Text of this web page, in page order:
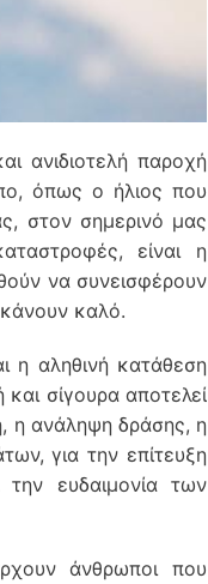
ανιδιοτελή παροχή
όπως ο ήλιος που
στον σημερινό μας
είναι η
να συνεισφέρουν
καλό.
η αληθινή κατάθεση
σίγουρα αποτελεί
η ανάληψη δράσης, η
για την επίτευξη
ευδαιμονία των
άνθρωποι που